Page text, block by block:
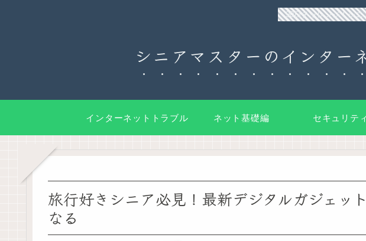
90日チャレンジ！シ
シニアマスターのインター
インターネットトラブル ネット基礎編 セキュリテ
旅行好きシニア必見！最新デジタルガジェッ
なる